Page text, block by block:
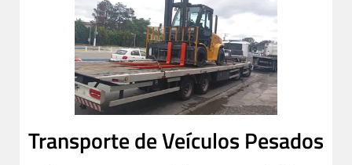
Transporte de Veículos Pesados